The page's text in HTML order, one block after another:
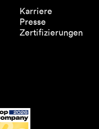
Karriere
Presse
Zertifizierungen